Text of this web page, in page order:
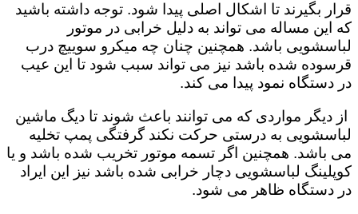
قرار بگیرند تا اشکال اصلی پیدا شود. توجه داشته باشید
که این مساله می تواند به دلیل خرابی در موتور
لباسشویی باشد. همچنین چنان چه میکرو سوییچ درب
قرسوده شده باشد نیز می تواند سبب شود تا این عیب
در دستگاه نمود پیدا می کند.
از دیگر مواردی که می توانند باعث شوند تا دیگ ماشین
لباسشویی به درستی حرکت نکند گرفتگی پمپ تخلیه
می باشد. همچنین اگر تسمه موتور تخریب شده باشد و یا
کوپلینگ لباسشویی دچار خرابی شده باشد نیز این ایراد
در دستگاه ظاهر می شود.